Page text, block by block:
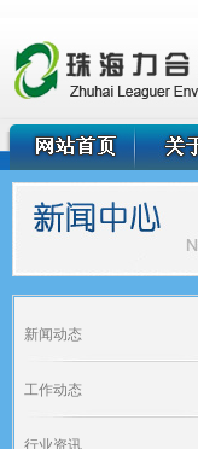
新闻动态
工作动态
行业资讯